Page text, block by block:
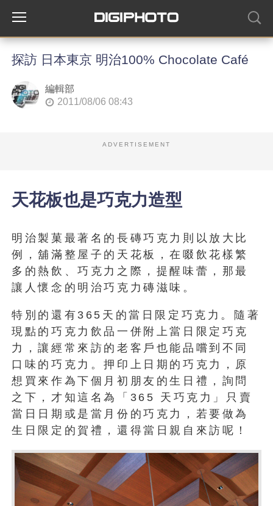
探訪 日本東京 明治100% Chocolate Café
編輯部
2011/08/06 08:43
ADVERTISEMENT
天花板也是巧克力造型
明治製菓最著名的長磚巧克力則以放大比
例，舖滿整屋子的天花板，在啜飲花樣繁
多的熱飲、巧克力之際，提醒味蕾，那最
讓人懷念的明治巧克力磚滋味。
特別的還有365天的當日限定巧克力。隨著
現點的巧克力飲品一併附上當日限定巧克
力，讓經常來訪的老客戶也能品嚐到不同
口味的巧克力。押印上日期的巧克力，原
想買來作為下個月初朋友的生日禮，詢問
之下，才知這名為「365 天巧克力」只賣
當日日期或是當月份的巧克力，若要做為
生日限定的賀禮，還得當日親自來訪呢！